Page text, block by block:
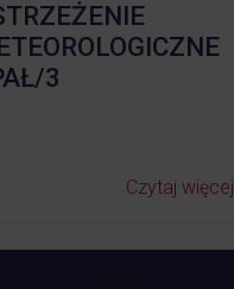
3
Czytaj więcej